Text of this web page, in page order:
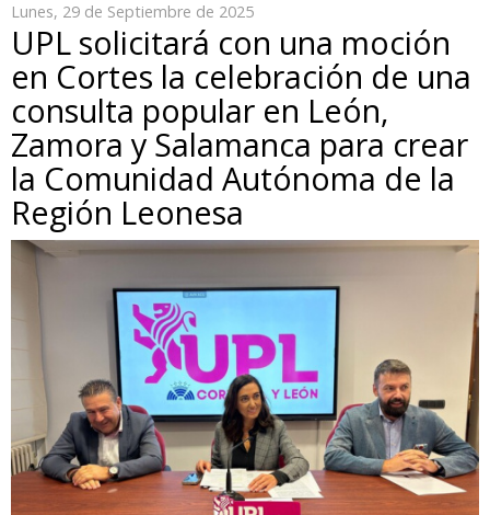
Lunes, 29 de Septiembre de 2025
UPL solicitará con una moción
en Cortes la celebración de una
consulta popular en León,
Zamora y Salamanca para crear
la Comunidad Autónoma de la
Región Leonesa